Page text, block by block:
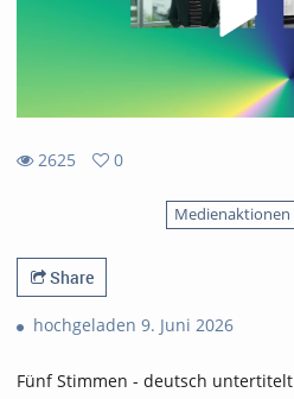
2625
0
Medienaktionen
Share
hochgeladen 9. Juni 2026
Fünf Stimmen - deutsch untertitelt